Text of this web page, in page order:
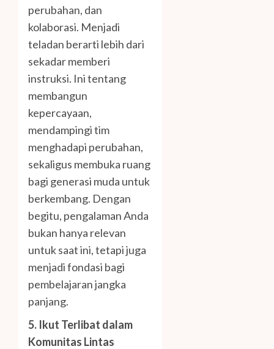
perubahan, dan
kolaborasi. Menjadi
teladan berarti lebih dari
sekadar memberi
instruksi. Ini tentang
membangun
kepercayaan,
mendampingi tim
menghadapi perubahan,
sekaligus membuka ruang
bagi generasi muda untuk
berkembang. Dengan
begitu, pengalaman Anda
bukan hanya relevan
untuk saat ini, tetapi juga
menjadi fondasi bagi
pembelajaran jangka
panjang.
5. Ikut Terlibat dalam
Komunitas Lintas